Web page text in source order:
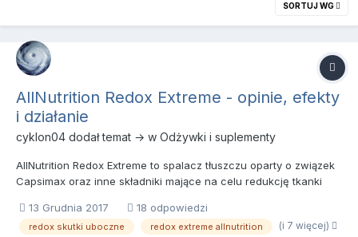
SORTUJ WG
AllNutrition Redox Extreme - opinie, efekty
i działanie
cyklon04 dodał temat → w Odżywki i suplementy
AllNutrition Redox Extreme to spalacz tłuszczu oparty o związek
Capsimax oraz inne składniki mające na celu redukcję tkanki
zredukować tkankę tłuszczową, pragnących zdrowej i smukłej
sylwetki w stylu fit. Spalacz według producenta posiada potw...
13 Grudnia 2017 18 odpowiedzi
redox skutki uboczne redox extreme allnutrition (i 7 więcej)